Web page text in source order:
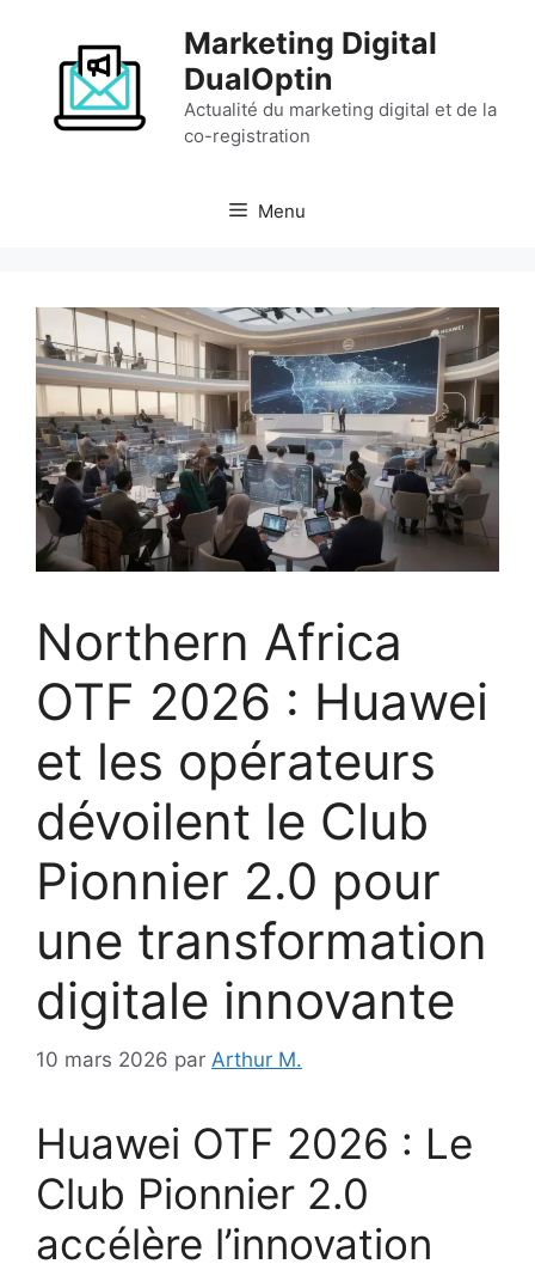
contenu
Marketing Digital
DualOptin
Actualité du marketing digital et de la
co-registration
Menu
Northern Africa
OTF 2026 : Huawei
et les opérateurs
dévoilent le Club
Pionnier 2.0 pour
une transformation
digitale innovante
10 mars 2026 par Arthur M.
Huawei OTF 2026 : Le
Club Pionnier 2.0
accélère l’innovation